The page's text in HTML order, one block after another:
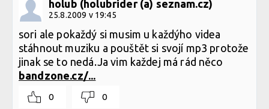
holub (holubrider (a) seznam.cz)
25.8.2009 v 19:45
sori ale pokaždý si musim u každýho videa
stáhnout muziku a pouštět si svojí mp3 protože
jinak se to nedá.Ja vim každej má rád něco
bandzone.cz/...
0 0